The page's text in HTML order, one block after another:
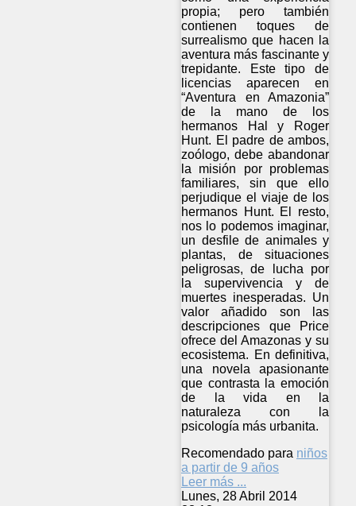
propia; pero también
contienen toques de
surrealismo que hacen la
aventura más fascinante y
trepidante. Este tipo de
licencias aparecen en
“Aventura en Amazonia”
de la mano de los
hermanos Hal y Roger
Hunt. El padre de ambos,
zoólogo, debe abandonar
la misión por problemas
familiares, sin que ello
perjudique el viaje de los
hermanos Hunt. El resto,
nos lo podemos imaginar,
un desfile de animales y
plantas, de situaciones
peligrosas, de lucha por
la supervivencia y de
muertes inesperadas. Un
valor añadido son las
descripciones que Price
ofrece del Amazonas y su
ecosistema. En definitiva,
una novela apasionante
que contrasta la emoción
de la vida en la
naturaleza con la
psicología más urbanita.
Recomendado para niños
a partir de 9 años
Leer más ...
Lunes, 28 Abril 2014